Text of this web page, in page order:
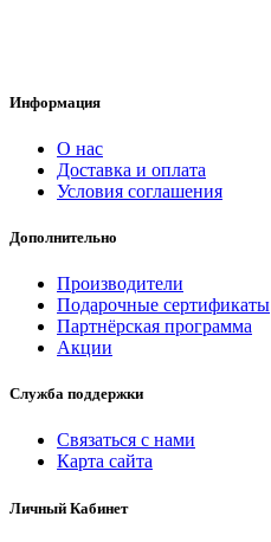
Информация
О нас
Доставка и оплата
Условия соглашения
Дополнительно
Производители
Подарочные сертификаты
Партнёрская программа
Акции
Служба поддержки
Связаться с нами
Карта сайта
Личный Кабинет